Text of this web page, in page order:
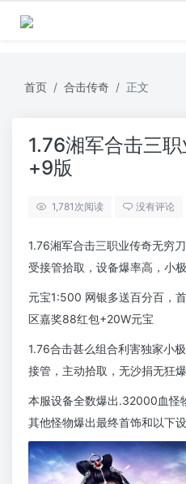
首页 合击传奇 正文
1.76湘军合击三
+9版
1,781 次阅读 没有评论
1.76湘军合击三职业传奇无穷
受接管拾取，设备爆率高，小
元宝1:500 网银多送百分百，
区嘉奖88红包+20W元宝
1.76合击甚么组合利害独家小
接管，主动拾取，无沙捐无狂爆
本服设备全数爆出.32000血怪
其他怪物爆出最终首饰和以下